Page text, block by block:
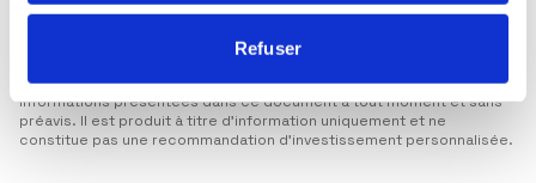
Refuser
sont susceptibles d’évoluer. Elles ne sauraient être interprétées
document est produit à titre purement indicatif. Il constitue une
estime fiables. Ecofi se réserve la possibilité de modifier les
informations présentées dans ce document à tout moment et sans
préavis. Il est produit à titre d’information uniquement et ne
constitue pas une recommandation d’investissement personnalisée.